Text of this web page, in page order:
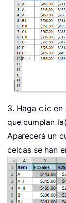
3. Haga clic en
que cumplan
Aparecerá un
celdas se han